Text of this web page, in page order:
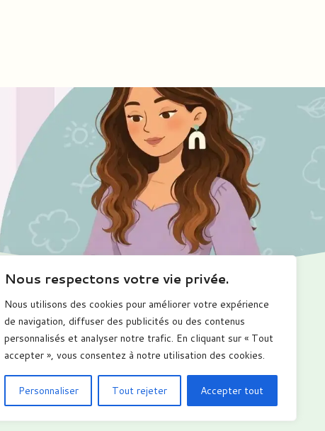
Nous respectons votre vie privée.
Nous utilisons des cookies pour améliorer votre expérience
de navigation, diffuser des publicités ou des contenus
personnalisés et analyser notre trafic. En cliquant sur « Tout
accepter », vous consentez à notre utilisation des cookies.
Personnaliser Tout rejeter Accepter tout
Me suivre